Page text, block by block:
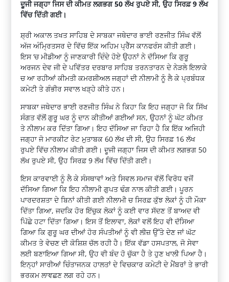
ਦੂਜੀ ਜਗ੍ਹਾ ਜਿਸ ਦੀ ਕੀਮਤ ਲਗਭਗ 50 ਲੱਖ ਰੁਪਏ ਸੀ, ਉਹ ਸਿਰਫ਼ 9 ਲੱਖ
ਵਿੱਚ ਦਿੱਤੀ ਗਈ।
ਸ਼੍ਰੀ ਅਕਾਲ ਤਖਤ ਸਾਹਿਬ ਦੇ ਸਾਬਕਾ ਜਥੇਦਾਰ ਭਾਈ ਰਣਜੀਤ ਸਿੰਘ ਵੱਲੋਂ
ਅੱਜ ਅੰਮ੍ਰਿਤਸਰ ਦੇ ਵਿੱਚ ਇੱਕ ਅਹਿਮ ਪ੍ਰੈੱਸ ਕਾਨਫਰੰਸ ਕੀਤੀ ਗਈ।
ਇਸ ‘ਚ ਮੀਡੀਆ ਨੂੰ ਜਾਣਕਾਰੀ ਦਿੰਦੇ ਹੋਏ ਉਹਨਾਂ ਨੇ ਦੱਸਿਆ ਕਿ ਗੁਰੂ
ਅਰਜਨ ਦੇਵ ਜੀ ਦੇ ਪਵਿੱਤਰ ਦਰਬਾਰ ਸਾਹਿਬ ਤਰਨਤਾਰਨ ਦੇ ਨੇੜਲੇ ਇਲਾਕੇ
ਚ ਆ ਰਹੀਆਂ ਕੀਮਤੀ ਕਮਰਸ਼ੀਅਲ ਜਗ੍ਹਾਂ ਦੀ ਨੀਲਾਮੀ ਨੂੰ ਲੈ ਕੇ ਪ੍ਰਬੰਧਕ
ਕਮੇਟੀ ਤੇ ਗੰਭੀਰ ਸਵਾਲ ਖੜ੍ਹੇ ਕੀਤੇ ਹਨ।
ਸਾਬਕਾ ਜਥੇਦਾਰ ਭਾਈ ਰਣਜੀਤ ਸਿੰਘ ਨੇ ਕਿਹਾ ਕਿ ਇਹ ਜਗ੍ਹਾ ਜੋ ਕਿ ਸਿੱਖ
ਸੰਗਤ ਵੱਲੋਂ ਗੁਰੂ ਘਰ ਨੂੰ ਦਾਨ ਕੀਤੀਆਂ ਗਈਆਂ ਸਨ, ਉਹਨਾਂ ਨੂੰ ਘੱਟ ਕੀਮਤ
ਤੇ ਨੀਲਾਮ ਕਰ ਦਿੱਤਾ ਗਿਆ। ਇਹ ਦੱਸਿਆ ਜਾ ਰਿਹਾ ਹੈ ਕਿ ਇੱਕ ਅਜਿਹੀ
ਜਗ੍ਹਾ ਜੋ ਮਾਰਕੀਟ ਰੇਟ ਮੁਤਾਬਕ 60 ਲੱਖ ਦੀ ਸੀ, ਉਹ ਸਿਰਫ਼ 16 ਲੱਖ
ਰੁਪਏ ਵਿੱਚ ਨੀਲਾਮ ਕੀਤੀ ਗਈ। ਦੂਜੀ ਜਗ੍ਹਾ ਜਿਸ ਦੀ ਕੀਮਤ ਲਗਭਗ 50
ਲੱਖ ਰੁਪਏ ਸੀ, ਉਹ ਸਿਰਫ਼ 9 ਲੱਖ ਵਿੱਚ ਦਿੱਤੀ ਗਈ।
ਇਸ ਕਾਰਵਾਈ ਨੂੰ ਲੈ ਕੇ ਸੰਸਥਾਵਾਂ ਅਤੇ ਸਿਵਲ ਸਮਾਜ ਵੱਲੋਂ ਵਿਰੋਧ ਵਜੋਂ
ਦੱਸਿਆ ਗਿਆ ਕਿ ਇਹ ਨੀਲਾਮੀ ਗੁਪਤ ਢੰਗ ਨਾਲ ਕੀਤੀ ਗਈ। ਪੂਰਨ
ਪਾਰਦਰਸ਼ਤਾ ਦੇ ਬਿਨਾਂ ਕੀਤੀ ਗਈ ਨੀਲਾਮੀ ਚ ਸਿਰਫ਼ ਕੁੱਝ ਲੋਕਾਂ ਨੂੰ ਹੀ ਮੌਕਾ
ਦਿੱਤਾ ਗਿਆ, ਜਦਕਿ ਹੋਰ ਇੱਚੁਕ ਲੋਕਾਂ ਨੂੰ ਕਈ ਵਾਰ ਸੱਦਣ ਤੋਂ ਬਾਅਦ ਵੀ
ਪਿੱਛੇ ਹਟਾ ਦਿੱਤਾ ਗਿਆ। ਇਸ ਤੋਂ ਇਲਾਵਾ, ਲੋਕਾਂ ਵਲੋਂ ਇਹ ਵੀ ਦੱਸਿਆ
ਗਿਆ ਕਿ ਗੁਰੂ ਘਰ ਦੀਆਂ ਹੋਰ ਸੰਪਤੀਆਂ ਨੂੰ ਵੀ ਲੀਜ਼ ਉੱਤੇ ਦੇਣ ਜਾਂ ਘੱਟ
ਕੀਮਤ ਤੇ ਵੇਚਣ ਦੀ ਕੋਸ਼ਿਸ਼ ਚੱਲ ਰਹੀ ਹੈ। ਇੱਕ ਵੱਡਾ ਹਸਪਤਾਲ, ਜੋ ਸੇਵਾ
ਲਈ ਬਣਾਇਆ ਗਿਆ ਸੀ, ਉਹ ਵੀ ਬੰਦ ਹੋ ਚੁੱਕਾ ਹੈ ਤੇ ਹੁਣ ਖਾਲੀ ਪਿਆ ਹੈ।
ਇਨ੍ਹਾਂ ਸਾਰੀਆਂ ਚਿੰਤਾਜਨਕ ਹਾਲਤਾਂ ਦੇ ਵਿਚਕਾਰ ਕਮੇਟੀ ਦੇ ਮੈਂਬਰਾਂ ਤੇ ਭਾਰੀ
ਭਰਕਮ ਲਾਞਛਣ ਲਗ ਰਹੇ ਹਨ।